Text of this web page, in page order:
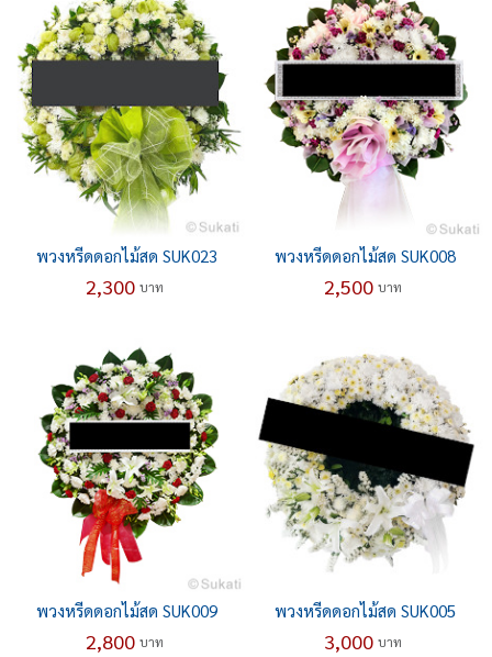
พวงหรีดดอกไม้สด SUK023
2,300 บาท
พวงหรีดดอกไม้สด SUK008
2,500 บาท
พวงหรีดดอกไม้สด SUK009
2,800 บาท
พวงหรีดดอกไม้สด SUK005
3,000 บาท